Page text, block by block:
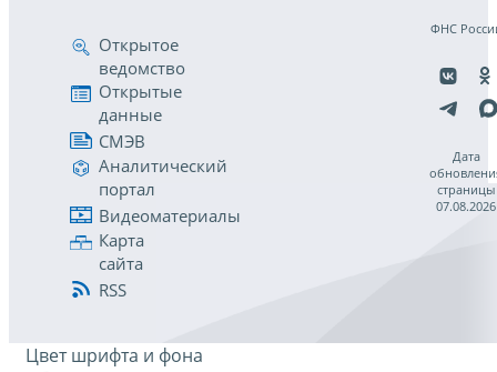
Открытое
ведомство
Открытые
данные
СМЭВ
Аналитический
портал
Видеоматериалы
Карта
сайта
RSS
ФНС
Дата
страницы
07.08.2026
Цвет шрифта и фона